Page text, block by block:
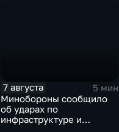
7 августа
5 мин
Минобороны сообщило
об ударах по
инфраструктуре и